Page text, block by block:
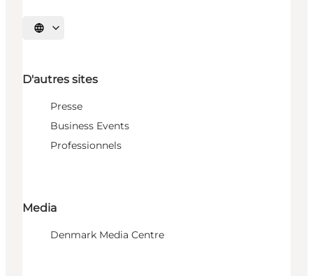
Choisissez la langue
D'autres sites
Presse
Business Events
Professionnels
Media
Denmark Media Centre